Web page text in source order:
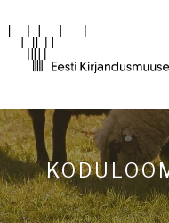
Main